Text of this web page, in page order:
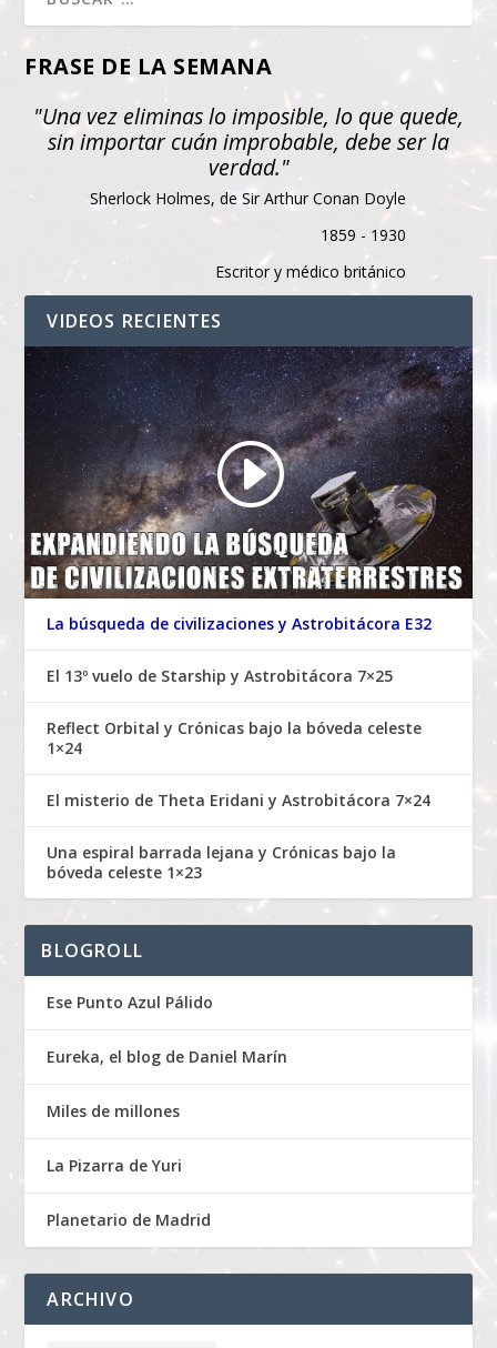
FRASE DE LA SEMANA
"Una vez eliminas lo imposible, lo que quede,
sin importar cuán improbable, debe ser la
verdad."
Sherlock Holmes, de Sir Arthur Conan Doyle
1859 - 1930
Escritor y médico británico
VIDEOS RECIENTES
La búsqueda de civilizaciones y Astrobitácora E32
El 13º vuelo de Starship y Astrobitácora 7×25
Reflect Orbital y Crónicas bajo la bóveda celeste
1×24
El misterio de Theta Eridani y Astrobitácora 7×24
Una espiral barrada lejana y Crónicas bajo la
bóveda celeste 1×23
BLOGROLL
Ese Punto Azul Pálido
Eureka, el blog de Daniel Marín
Miles de millones
La Pizarra de Yuri
Planetario de Madrid
ARCHIVO